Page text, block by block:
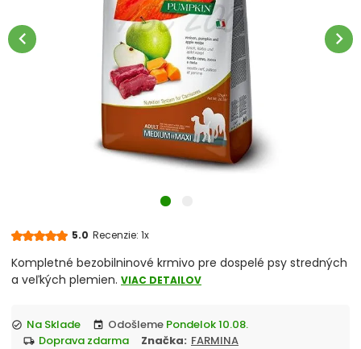
Jednotlivé plemená
S citlivou kožou
S citlivým trávením
chevron_left chevron_right
5.0 Recenzie: 1x
Kompletné bezobilninové krmivo pre dospelé psy stredných
a veľkých plemien. VIAC DETAILOV
check_circle Na Sklade event Odošleme Pondelok 10.08.
local_shipping doprava zdarma Značka: FARMINA